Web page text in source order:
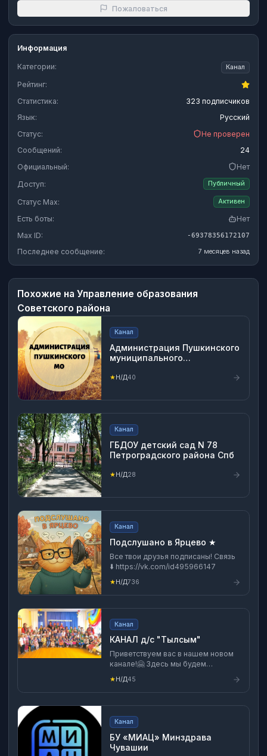
Пожаловаться
Информация
Категории: Канал
Рейтинг:
Статистика:
323 подписчиков
Язык:
Русский
Статус:
Не проверен
Сообщений:
24
Официальный:
Нет
Доступ:
Публичный
Статус Max: Активен
Есть боты:
Нет
Max ID:
-69378356172107
Последнее сообщение: 7 месяцев назад
Похожие на Управление образования
Советского района
Канал
Администрация Пушкинского
муниципального
★Н/Д40
Канал
ГБДОУ детский сад N 78
Петроградского района Спб
★Н/Д28
Канал
Подслушано в Ярцево ★
Все твои друзья подписаны! Связь
⬇️ https://vk.com/id495966147
★Н/Д736
Канал
КАНАЛ д/с "Тылсым"
Приветствуем вас в нашем новом
канале!🤗 Здесь мы будем
делиться самыми интересными
событиями из жизни нашего
детского сада ❣️ Подписавшись на
нас, вы откроете дверь в мир
позитивных эмоций.
★Н/Д45
Канал
БУ «МИАЦ» Минздрава
Чувашии